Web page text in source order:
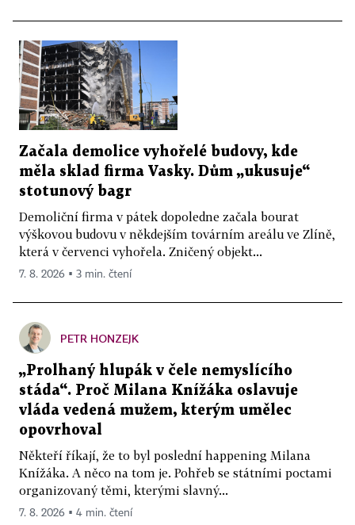
Začala demolice vyhořelé budovy, kde
měla sklad firma Vasky. Dům „ukusuje“
stotunový bagr
Demoliční firma v pátek dopoledne začala bourat
výškovou budovu v někdejším továrním areálu ve Zlíně,
která v červenci vyhořela. Zničený objekt...
7. 8. 2026 ▪ 3 min. čtení
PETR HONZEJK
„Prolhaný hlupák v čele nemyslícího
stáda“. Proč Milana Knížáka oslavuje
vláda vedená mužem, kterým umělec
opovrhoval
Někteří říkají, že to byl poslední happening Milana
Knížáka. A něco na tom je. Pohřeb se státními poctami
organizovaný těmi, kterými slavný...
7. 8. 2026 ▪ 4 min. čtení